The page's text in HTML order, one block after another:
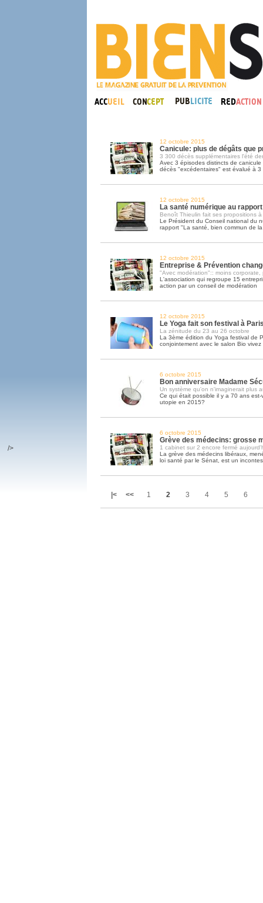
12 octobre 2015
Canicule: plus de dégâts que
3 300 décès supplémentaires l'été
Avec 3 épisodes distincts de
décès "excédentaires" est évalué à 3
12 octobre 2015
La santé numérique au rapport
Benoît Thieulin fait ses propositions à
Le Président du Conseil national du
rapport "La santé, bien commun de
12 octobre 2015
Entreprise & Prévention
"Avec modération":: moins corporate,
L'association qui regroupe 15
action par un conseil de modération
12 octobre 2015
Le Yoga fait son festival à
La zénitude du 23 au 26 octobre
La 3ème édition du Yoga festival de
conjointement avec le salon Bio vivez
6 octobre 2015
Bon anniversaire Madame
Un système qu'on n'imaginerait plus
Ce qui était possible il y a 70 ans
utopie en 2015?
6 octobre 2015
Grève des médecins: grosse
1 cabinet sur 2 encore fermé
La grève des médecins libéraux,
loi santé par le Sénat, est un
|< << 1 2 3 4 5 6
/>